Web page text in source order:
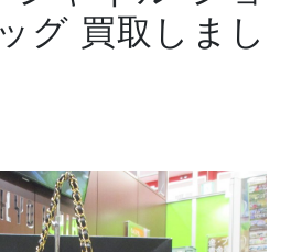
グ 買取しまし